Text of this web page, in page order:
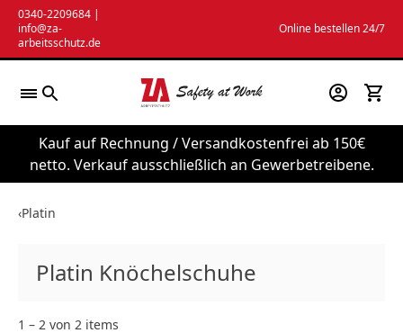
Zum
Inhalt
springen
0340-2209684 |
info@za-
arbeitsschutz.de
Online bestellen 24/7
Kauf auf Rechnung / Versandkostenfrei ab 150€
netto. Verkauf ausschließlich an Gewerbetreibene.
‹Platin
Platin Knöchelschuhe
1 – 2 von 2 items